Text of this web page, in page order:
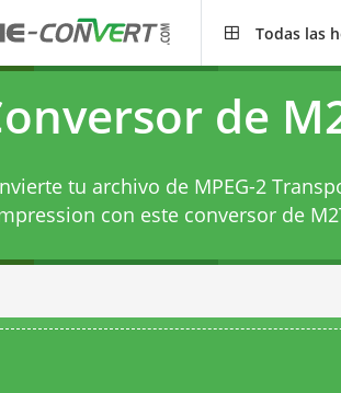
Todas las
de
tu archivo de MPEG-2
con este conversor de